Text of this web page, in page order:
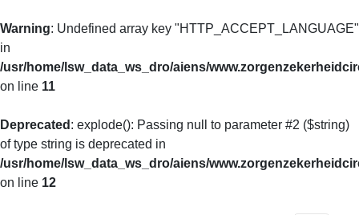
Warning: Undefined array key "HTTP_ACCEPT_LANGUAGE"
in
/usr/home/lsw_data_ws_dro/aiens/
on line 11
Deprecated : explode(): Passing null to parameter #2 ($string)
of type string is deprecated in
/usr/home/lsw_data_ws_dro/aiens/
on line 12